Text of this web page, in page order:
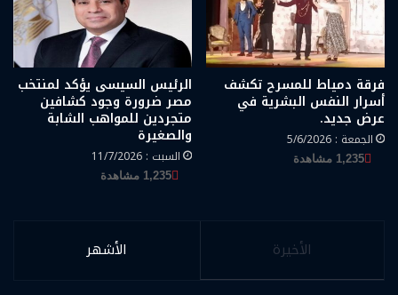
فرقة دمياط للمسرح تكشف
أسرار النفس البشرية في
عرض جديد.
الجمعة : 5/6/2026
1,235 مشاهدة
الرئيس السيسى يؤكد لمنتخب
مصر ضرورة وجود كشافين
متجردين للمواهب الشابة
والصغيرة
السبت : 11/7/2026
1,235 مشاهدة
الأخيرة الأشهر